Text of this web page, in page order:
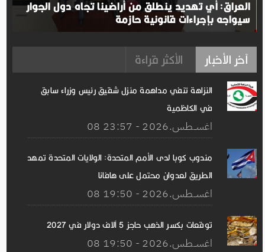
العراق: أي تهديد ينطلق من أراضينا تجاه دول الجوار
سيواجه بإجراءات قانونية حازمة
آخر الأخبار الأكثر قراءة
النزاهة تنفي مداهمة منزل شقيق رئيس وزراء سابق
في الكاظمية
08 اغســطس.2026 - 23:57
مندوب كوبا لدى الأمم المتحدة: الولايات المتحدة تمهد
الطريق لعدوان محتمل على هافانا
08 اغســطس.2026 - 19:50
توقعات بكسر الذهب حاجز 5 آلاف دولار في 2027
08 اغســطس.2026 - 19:50